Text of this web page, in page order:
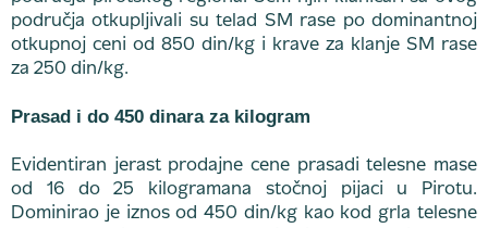
područja otkupljivali su telad SM rase po dominantnoj
otkupnoj ceni od 850 din/kg i krave za klanje SM rase
za 250 din/kg.
Prasad i do 450 dinara za kilogram
Evidentiran jerast prodajne cene prasadi telesne mase
od 16 do 25 kilogramana stočnoj pijaci u Pirotu.
Dominirao je iznos od 450 din/kg kao kod grla telesne